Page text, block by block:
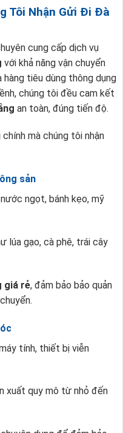
Tôi Nhận Gửi Đi Đà
cung cấp dịch vụ
với khả năng vận chuyển
hàng tiêu dùng thông dụng
chúng tôi đều cam kết
an toàn, đúng tiến độ.
mà chúng tôi nhận
sản
ngọt, bánh kẹo, mỹ
lúa gạo, cà phê, trái cây
giá rẻ, đảm bảo bảo quản
tính, thiết bị viễn
xuất quy mô từ nhỏ đến